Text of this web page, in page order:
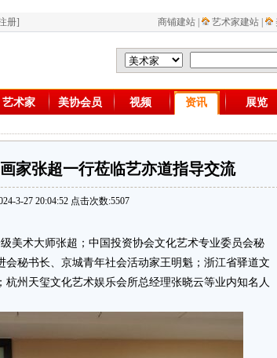
册] 商铺建站 艺术家建站
艺术家 美协会员 视频 资讯 展览
家张超一行莅临艺亦道指导交流
3-27 20:04:52 点击次数:5507
术大师张超；中国投资协会文化艺术专业委员会秘
秘书长、京城青年社会活动家王明魁；浙江省驿道文
州天玺文化艺术娱乐会所总经理张晓云等业内知名人